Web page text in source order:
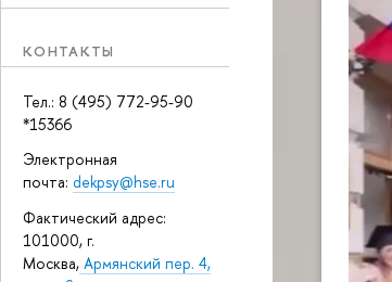
КОНТАКТЫ
Тел.: 8 (495) 772-95-90
*15366
Электронная
почта: dekpsy@hse.ru
Фактический адрес:
101000, г.
Москва, Армянский пер. 4,